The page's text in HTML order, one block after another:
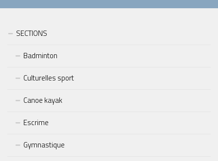
SECTIONS
Badminton
Culturelles sport
Canoe kayak
Escrime
Gymnastique